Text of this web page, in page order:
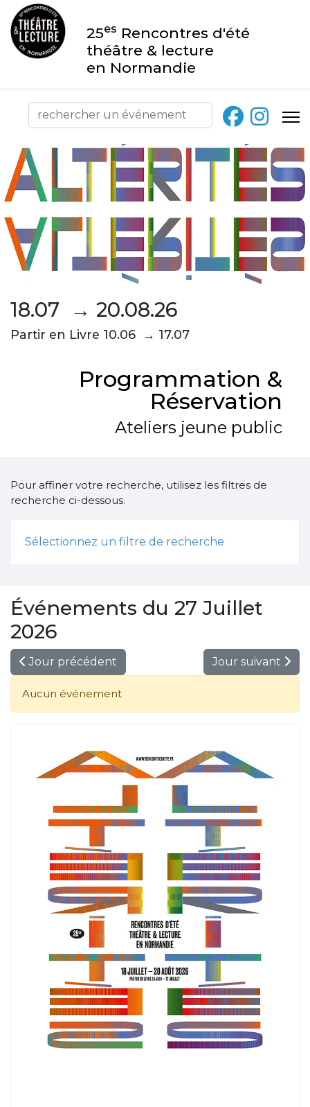
25es Rencontres d'été
théâtre & lecture
en Normandie
18.07 → 20.08.26
Partir en Livre 10.06 → 17.07
Programmation &
Réservation
Ateliers jeune public
Pour affiner votre recherche, utilisez les filtres de
recherche ci-dessous.
Sélectionnez un filtre de recherche
Événements du 27 Juillet
2026
Jour précédent Jour suivant
Aucun événement